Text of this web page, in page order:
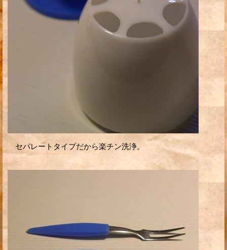
セパレートタイプだから楽チン洗浄。